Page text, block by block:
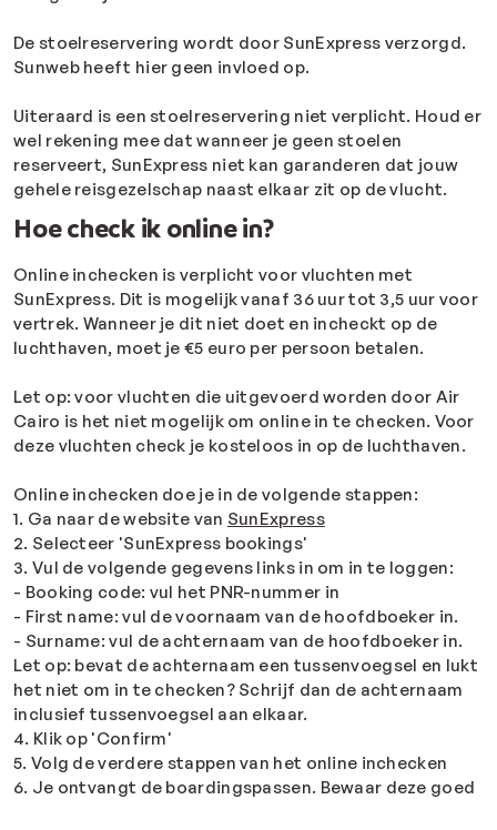
De stoelreservering wordt door SunExpress verzorgd.
Sunweb heeft hier geen invloed op.
Uiteraard is een stoelreservering niet verplicht. Houd er
wel rekening mee dat wanneer je geen stoelen
reserveert, SunExpress niet kan garanderen dat jouw
gehele reisgezelschap naast elkaar zit op de vlucht.
Hoe check ik online in?
Online inchecken is verplicht voor vluchten met
SunExpress. Dit is mogelijk vanaf 36 uur tot 3,5 uur voor
vertrek. Wanneer je dit niet doet en incheckt op de
luchthaven, moet je €5 euro per persoon betalen.
Let op: voor vluchten die uitgevoerd worden door Air
Cairo is het niet mogelijk om online in te checken. Voor
deze vluchten check je kosteloos in op de luchthaven.
Online inchecken doe je in de volgende stappen:
1. Ga naar de website van SunExpress
2. Selecteer 'SunExpress bookings'
3. Vul de volgende gegevens links in om in te loggen:
- Booking code: vul het PNR-nummer in
- First name: vul de voornaam van de hoofdboeker in.
- Surname: vul de achternaam van de hoofdboeker in.
Let op: bevat de achternaam een tussenvoegsel en lukt
het niet om in te checken? Schrijf dan de achternaam
inclusief tussenvoegsel aan elkaar.
4. Klik op 'Confirm'
5. Volg de verdere stappen van het online inchecken
6. Je ontvangt de boardingspassen. Bewaar deze goed